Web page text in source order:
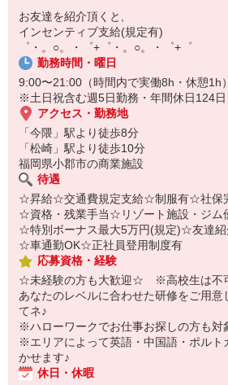
自宅に居ながらスマホでカンタン面接OK
オンライン面談なのでスピード対応。
お友達を紹介頂くと,
インセンティブ支給(規定有)
゜・。○。・゜+゜・。○。・゜+゜
勤務時間・曜日
9:00〜21:00（時間内で実働8h・休憩1h）
※土日祝含む週5日勤務・年間休日124日
アクセス・勤務地
「今隈」駅より徒歩8分
「松崎」駅より徒歩10分
福岡県小郡市の商業施設
待遇
☆昇給☆交通費規定支給☆制服有☆社保
☆資格・残業手当☆リゾート施設・ジム
☆特別ボーナス最大5万円(規定)☆友達紹
☆車通勤OK☆正社員登用制度有
応募資格・経験
☆未経験の方も大歓迎☆ ※高校生は不
あなたのレベルに合わせた研修をご用意
てネ♪
※ハローワークでお仕事お探しの方も対
※エリアによって英語・中国語・ポルト
かせます♪
休日・休暇